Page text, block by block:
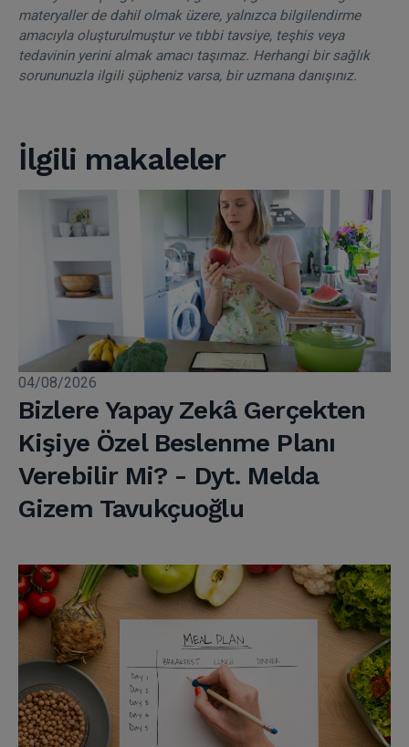
materyaller de dahil olmak üzere, yalnızca bilgilendirme
amacıyla oluşturulmuştur ve tıbbi tavsiye, teşhis veya
tedavinin yerini almak amacı taşımaz. Herhangi bir sağlık
sorununuzla ilgili şüpheniz varsa, bir uzmana danışınız.
İlgili makaleler
04/08/2026
Bizlere Yapay Zekâ Gerçekten
Kişiye Özel Beslenme Planı
Verebilir Mi? - Dyt. Melda
Gizem Tavukçuoğlu